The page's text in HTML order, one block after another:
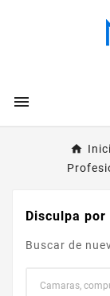

Disculpa
Buscar de